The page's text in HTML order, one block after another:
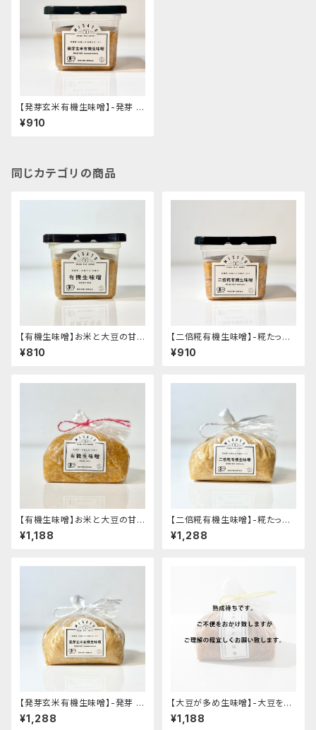
【発芽玄米有機生味噌】-発芽 有
機玄米使用・減塩白味噌タイプ-
"カップ入り400g"│オーガニッ
¥910
同じカテゴリの商品
【有機生味噌】お米と大豆の甘
味と旨味- "カップ入り400g"│
オーガニック 味噌 発酵食品 有
¥810
【二倍糀有機生味噌】-糀たっぷ
り・減塩白味噌タイプ・甘め- "カ
ップ入り400g"│オーガニック
¥910
【有機生味噌】お米と大豆の甘
味と旨味- "袋入り1kg"│オー
ガニック 味噌 発酵食品 有機 調
¥1,188
【二倍糀有機生味噌】-糀たっぷ
り・減塩白味噌タイプ・甘め- "袋
入り1kg"│オーガニック 味噌
¥1,288
【発芽玄米有機生味噌】-発芽 有
機玄米使用・減塩白味噌タイプ-
"袋入り1kg"│オーガニック 味
¥1,288
【大豆が多め生味噌】-大豆を感
じるさっぱりとした風味-"袋入り
1kg"│オーガニック 味噌 発酵
¥1,188